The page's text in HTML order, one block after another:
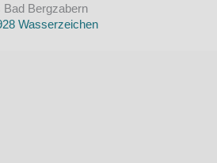
Bad Bergzabern